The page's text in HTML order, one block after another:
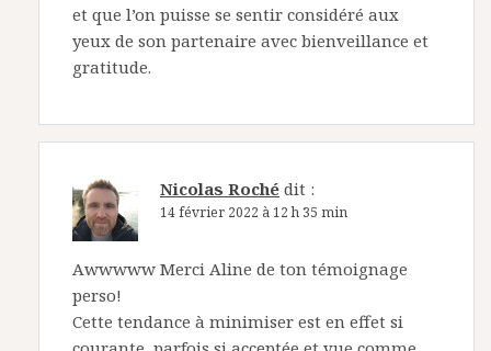
et que l’on puisse se sentir considéré aux
yeux de son partenaire avec bienveillance et
gratitude.
Nicolas Roché dit :
14 février 2022 à 12 h 35 min
Awwwww Merci Aline de ton témoignage
perso!
Cette tendance à minimiser est en effet si